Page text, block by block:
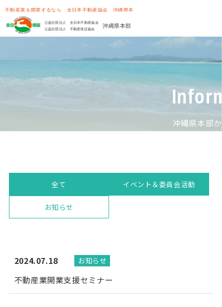
沖縄県本部
全て イベント＆委員会活動
お知らせ
2024.07.18 お知らせ
不動産業開業支援セミナー